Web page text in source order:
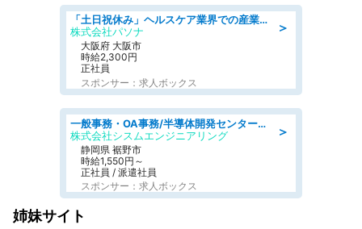
＞
「土日祝休み」ヘルスケア業界での産業保健師業務/看護師/高時給/要資格:正看護師
株式会社パソナ
大阪府 大阪市
時給2,300円
正社員
スポンサー：求人ボックス
＞
一般事務・OA事務/半導体開発センター内で事務&軽作業スタッフ、募集
株式会社シスムエンジニアリング
静岡県 裾野市
時給1,550円～
正社員 / 派遣社員
スポンサー：求人ボックス
姉妹サイト